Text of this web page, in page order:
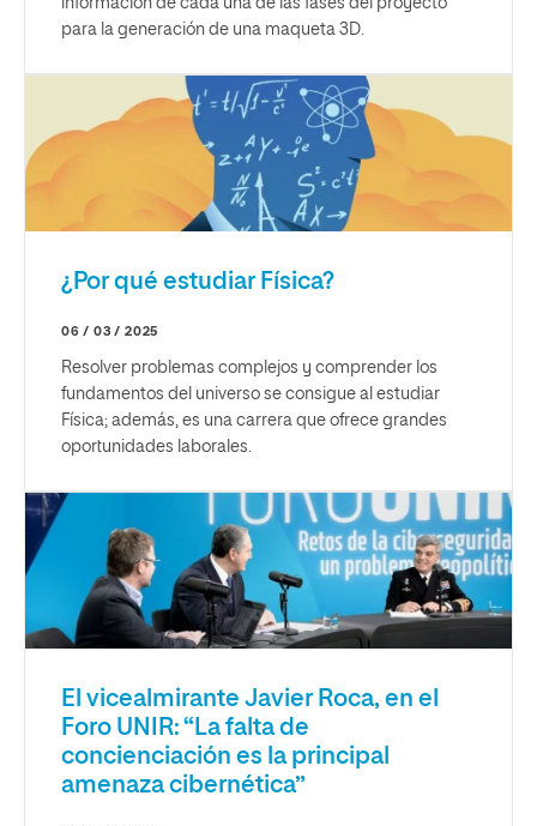
para la generación de una maqueta 3D.
¿Por qué estudiar Física?
06 / 03 / 2025
Resolver problemas complejos y comprender los
fundamentos del universo se consigue al estudiar
Física; además, es una carrera que ofrece grandes
oportunidades laborales.
El vicealmirante Javier Roca, en el
Foro UNIR: “La falta de
concienciación es la principal
amenaza cibernética”